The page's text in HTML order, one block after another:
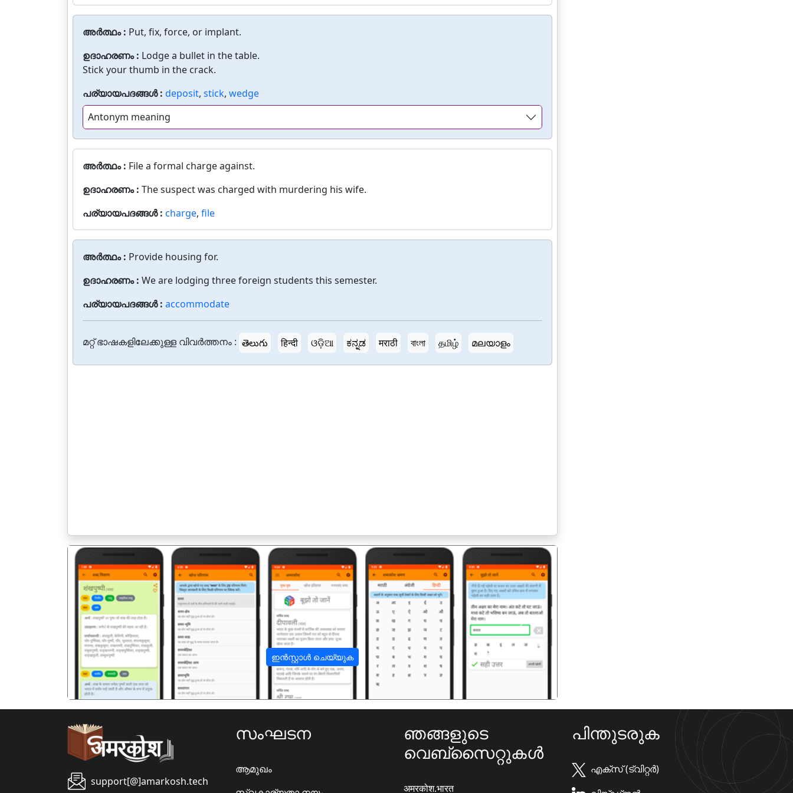
അർത്ഥം : Put, fix, force, or implant.
ഉദാഹരണം : Lodge a bullet in the table.
Stick your thumb in the crack.
പര്യായപദങ്ങൾ : deposit, stick, wedge
Antonym meaning
അർത്ഥം : File a formal charge against.
ഉദാഹരണം : The suspect was charged with murdering his wife.
പര്യായപദങ്ങൾ : charge, file
അർത്ഥം : Provide housing for.
ഉദാഹരണം : We are lodging three foreign students this semester.
പര്യായപദങ്ങൾ : accommodate
മറ്റ് ഭാഷകളിലേക്കുള്ള വിവർത്തനം : తెలుగు हिन्दी ଓଡ଼ିଆ ಕನ್ನಡ मराठी বাংলা தமிழ் മലയാളം
ഇൻസ്റ്റാൾ ചെയ്യുക
पिछला अगला
support[@]amarkosh.tech
സംഘടന
ആമുഖം
ഞങ്ങളുടെ
വെബ്സൈറ്റുകൾ
अमरकोश.भारत
പിന്തുടരുക
എക്സ് (ട്വിറ്റർ)